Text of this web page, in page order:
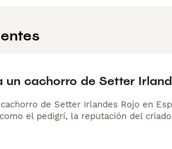
un cachorro de Setter
de Setter Irlandes Rojo en
el pedigrí, la reputación del